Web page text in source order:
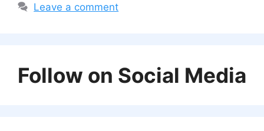
Leave a comment
Follow on Social Media